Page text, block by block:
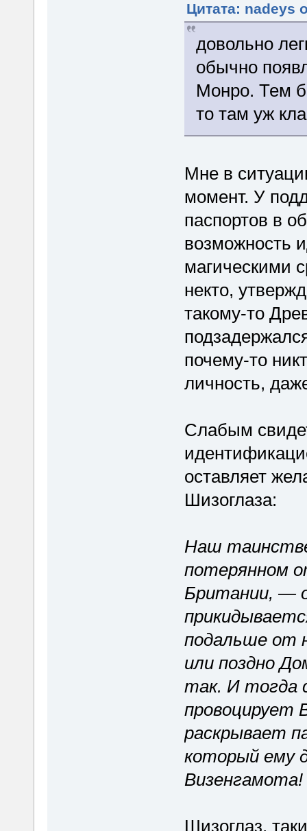
Цитата: nadeys
довольно
обычно
Монро. Тем
то там уж
Мне в
момент. У
паспортов в
возможность
магическими
некто,
такому-то
почему-то
личность,
Слабым
оставляет
Шизоглаза:
Наш
потерянном
Британии, —
подальше от
или поздно
так. И тогда
провоцирует
раскрывает
который ему
Визенгамота!
Шизоглаз,